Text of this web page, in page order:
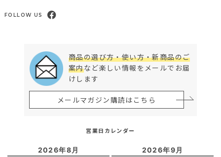
FOLLOW US
商品の選び方・使い方・新商品のご
案内など楽しい情報をメールでお届
けします
メールマガジン購読はこちら
営業日カレンダー
2026年8月 2026年9月